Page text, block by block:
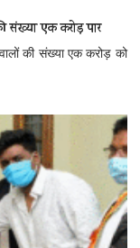
संख्या एक करोड़ पार
की संख्या एक करोड़ को